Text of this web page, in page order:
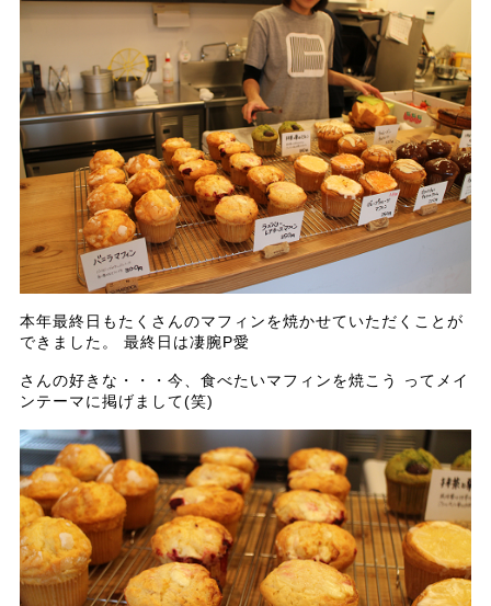
本年最終日もたくさんのマフィンを焼かせていただくことが
できました。 最終日は凄腕P愛
さんの好きな・・・今、食べたいマフィンを焼こう ってメイ
ンテーマに掲げまして(笑)